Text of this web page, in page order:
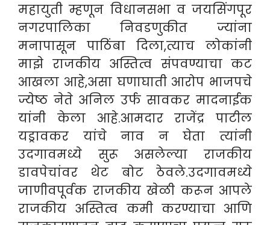
महायुती म्हणून विधानसभा व जयसिंगपूर
नगरपालिका निवडणुकीत ज्यांना
मनापासून पाठिंबा दिला,त्याच लोकांनी
माझे राजकीय अस्तित्व संपवण्याचा कट
आखला आहे,असा घणाघाती आरोप भाजपचे
ज्येष्ठ नेते अनिल उर्फ सावकर मादनाईक
यांनी केला आहे.आमदार राजेंद्र पाटील
यड्रावकर यांचे नाव न घेता त्यांनी
उदगावमध्ये सुरू असलेल्या राजकीय
डावपेचांवर थेट बोट ठेवले.उदगावमध्ये
जाणीवपूर्वक राजकीय खेळी करून आपले
राजकीय अस्तित्व कमी करण्याचा आणि